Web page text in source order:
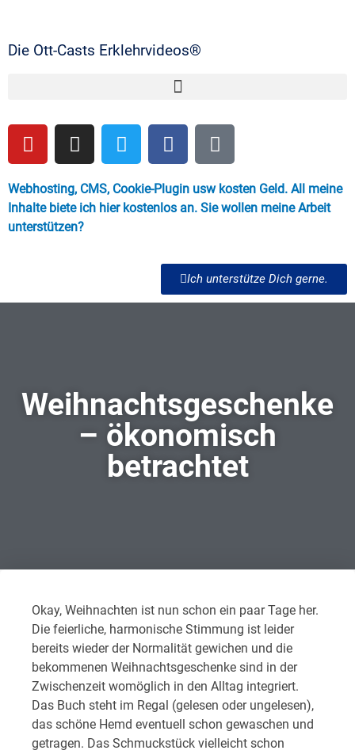
Die Ott-Casts Erklehrvideos®
Webhosting, CMS, Cookie-Plugin usw kosten Geld. All meine
Inhalte biete ich hier kostenlos an. Sie wollen meine Arbeit
unterstützen?
Ich unterstütze Dich gerne.
Weihnachtsgeschenke
– ökonomisch
betrachtet
Okay, Weihnachten ist nun schon ein paar Tage her.
Die feierliche, harmonische Stimmung ist leider
bereits wieder der Normalität gewichen und die
bekommenen Weihnachtsgeschenke sind in der
Zwischenzeit womöglich in den Alltag integriert.
Das Buch steht im Regal (gelesen oder ungelesen),
das schöne Hemd eventuell schon gewaschen und
getragen. Das Schmuckstück vielleicht schon